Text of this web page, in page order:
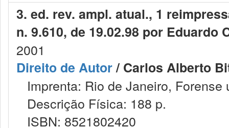
3. ed. rev. ampl. atual., 1
n. 9.610, de 19.02.98 por
2001
Direito de Autor/ Carlos Alberto
Imprenta: Rio de Janeiro, Forense
Descrição Física: 188 p.
ISBN: 8521802420